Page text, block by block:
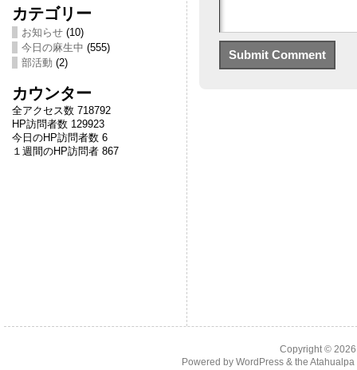
カテゴリー
お知らせ(10)
今日の麻生中 (555)
部活動 (2)
カウンター
全アクセス数 718792
HP訪問者数 129923
今日のHP訪問者数 6
１週間のHP訪問者 867
Copyright ©
Powered by WordPress& the Atahualpa